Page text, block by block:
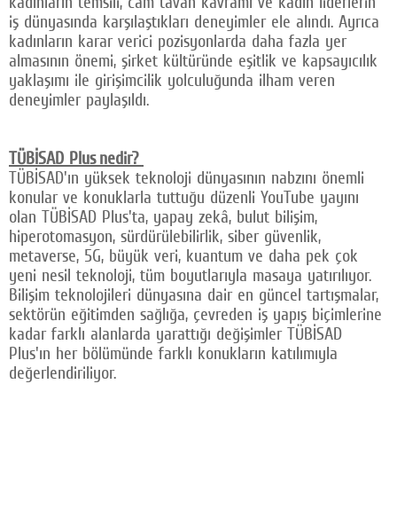
iş dünyasında karşılaştıkları deneyimler ele alındı. Ayrıca
kadınların karar verici pozisyonlarda daha fazla yer
almasının önemi, şirket kültüründe eşitlik ve kapsayıcılık
yaklaşımı ile girişimcilik yolculuğunda ilham veren
deneyimler paylaşıldı.
TÜBİSAD Plus nedir?
TÜBİSAD'ın yüksek teknoloji dünyasının nabzını önemli
konular ve konuklarla tuttuğu düzenli YouTube yayını
olan TÜBİSAD Plus'ta, yapay zekâ, bulut bilişim,
hiperotomasyon, sürdürülebilirlik, siber güvenlik,
metaverse, 5G, büyük veri, kuantum ve daha pek çok
yeni nesil teknoloji, tüm boyutlarıyla masaya yatırılıyor.
Bilişim teknolojileri dünyasına dair en güncel tartışmalar,
sektörün eğitimden sağlığa, çevreden iş yapış biçimlerine
kadar farklı alanlarda yarattığı değişimler TÜBİSAD
Plus'ın her bölümünde farklı konukların katılımıyla
değerlendiriliyor.